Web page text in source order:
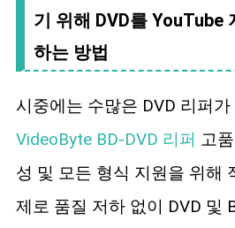
기 위해 DVD를 YouTube
하는 방법
시중에는 수많은 DVD 리퍼가
VideoByte BD-DVD 리퍼 고
성 및 모든 형식 지원을 위해
제로 품질 저하 없이 DVD 및